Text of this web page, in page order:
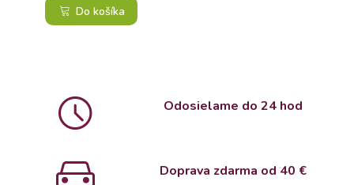
Do košíka
Odosielame do 24 hod
Doprava zdarma od 40 €